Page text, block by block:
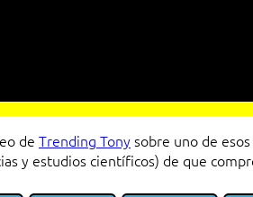
de Trending Tony sobre uno de
y estudios científicos) de que